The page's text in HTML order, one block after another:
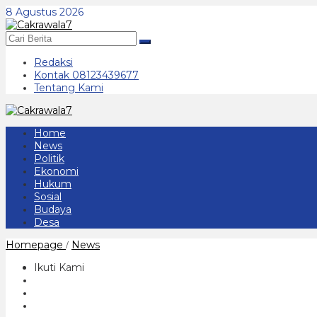
Lewati
ke
konten
8 Agustus 2026
Redaksi
Kontak 08123439677
Tentang Kami
Home
News
Politik
Ekonomi
Hukum
Sosial
Budaya
Desa
Homepage / NewsTurun
Ikuti Kami